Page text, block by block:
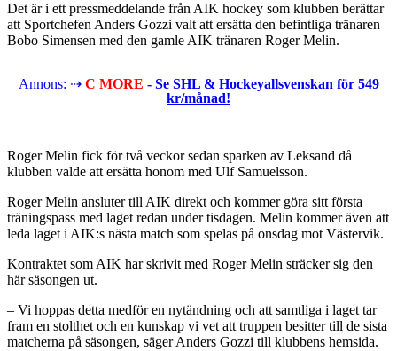
Det är i ett pressmeddelande från AIK hockey som klubben berättar
att Sportchefen Anders Gozzi valt att ersätta den befintliga tränaren
Bobo Simensen med den gamle AIK tränaren Roger Melin.
Annons: ⇢ C MORE - Se SHL & Hockeyallsvenskan för 549
kr/månad!
Roger Melin fick för två veckor sedan sparken av Leksand då
klubben valde att ersätta honom med Ulf Samuelsson.
Roger Melin ansluter till AIK direkt och kommer göra sitt första
träningspass med laget redan under tisdagen. Melin kommer även att
leda laget i AIK:s nästa match som spelas på onsdag mot Västervik.
Kontraktet som AIK har skrivit med Roger Melin sträcker sig den
här säsongen ut.
– Vi hoppas detta medför en nytändning och att samtliga i laget tar
fram en stolthet och en kunskap vi vet att truppen besitter till de sista
matcherna på säsongen, säger Anders Gozzi till klubbens hemsida.